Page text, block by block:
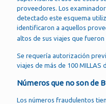
proveedores. Los
detectado este esquema
identificaron a aquellos
altos de sus viajes que fueron
Se requería autorización
viajes de más de 100 MILLAS
Números que no son de
Los números fraudulentos